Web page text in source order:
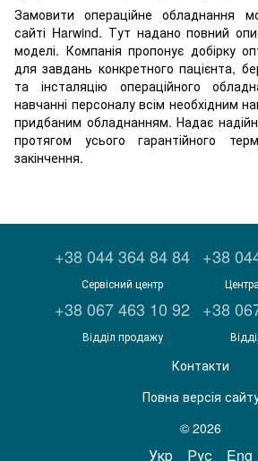
Замовити операційне обладнання
сайті Harwind. Тут надано повний
моделі. Компанія пропонує добірку
для завдань конкретного пацієнта,
та інсталяцію операційного
навчанні персоналу всім необхідним
придбаним обладнанням. Надає
протягом усього гарантійного
закінчення.
+38 044 364 84 84
Сервісний центр
+38
+38 067 463 10 92
Відділ продажу
+38
Контакти
Повна версія
© 2026
Укр Рус Eng